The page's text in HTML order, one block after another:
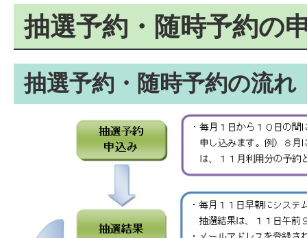
抽選予約・随時予約の
抽選予約・随時予約の流れ